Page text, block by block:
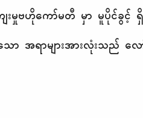
ေးမှုဗဟိုကော်မတီ မှာ မူပိုင်ခွင့်
အရာများအားလုံးသည် လ